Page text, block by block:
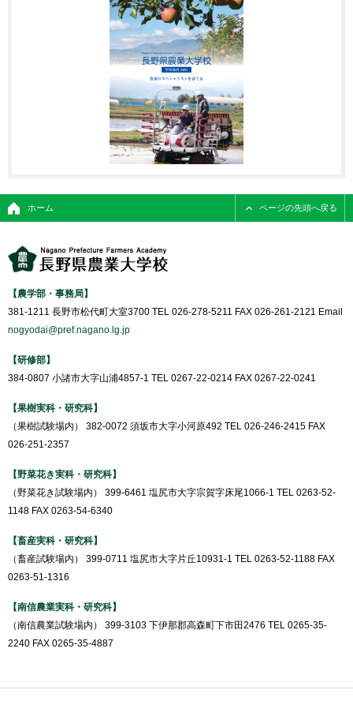
ホーム ページの先頭へ戻る
【農学部・事務局】
381-1211 長野市松代町大室3700 TEL 026-278-5211 FAX 026-261-2121 Email
nogyodai@pref.nagano.lg.jp
【研修部】
384-0807 小諸市大字山浦4857-1 TEL 0267-22-0214 FAX 0267-22-0241
【果樹実科・研究科】
（果樹試験場内） 382-0072 須坂市大字小河原492 TEL 026-246-2415 FAX
026-251-2357
【野菜花き実科・研究科】
（野菜花き試験場内） 399-6461 塩尻市大字宗賀字床尾1066-1 TEL 0263-52-
1148 FAX 0263-54-6340
【畜産実科・研究科】
（畜産試験場内） 399-0711 塩尻市大字片丘10931-1 TEL 0263-52-1188 FAX
0263-51-1316
【南信農業実科・研究科】
（南信農業試験場内） 399-3103 下伊那郡高森町下市田2476 TEL 0265-35-
2240 FAX 0265-35-4887